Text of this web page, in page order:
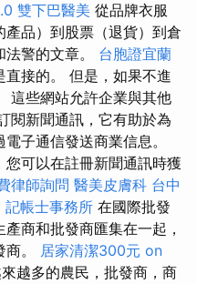
雙下巴醫美 從品牌衣服
產品）到股票（退貨）到倉
警的文章。 台胞證宜蘭
接的。 但是，如果不進
這些網站允許企業與其他
閱新聞通訊，它有助於為
子通信發送商業信息。
可以在註冊新聞通訊時獲
律師詢問 醫美皮膚科 台中
記帳士事務所 在國際批發
商和批發商匯集在一起​​，
。 居家清潔300元 on
越多的農民，批發商，商